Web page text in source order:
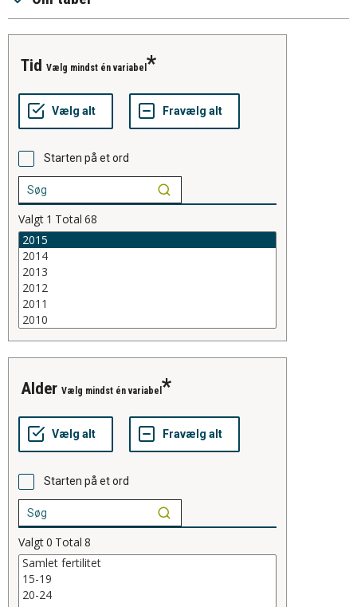
tid Vælg mindst én variabel
Starten på et ord
Valgt 1 Total 68
alder Vælg mindst én variabel
Starten på et ord
Valgt0 Total 8